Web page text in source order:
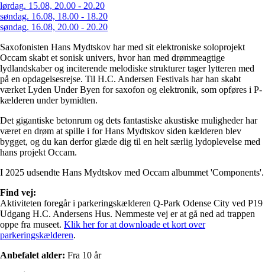
lørdag. 15.08, 20.00 - 20.20
søndag. 16.08, 18.00 - 18.20
søndag. 16.08, 20.00 - 20.20
Saxofonisten Hans Mydtskov har med sit elektroniske soloprojekt
Occam skabt et sonisk univers, hvor han med drømmeagtige
lydlandskaber og inciterende melodiske strukturer tager lytteren med
på en opdagelsesrejse. Til H.C. Andersen Festivals har han skabt
værket Lyden Under Byen for saxofon og elektronik, som opføres i P-
kælderen under bymidten.
Det gigantiske betonrum og dets fantastiske akustiske muligheder har
været en drøm at spille i for Hans Mydtskov siden kælderen blev
bygget, og du kan derfor glæde dig til en helt særlig lydoplevelse med
hans projekt Occam.
I 2025 udsendte Hans Mydtskov med Occam albummet 'Components'.
Find vej:
Aktiviteten foregår i parkeringskælderen Q-Park Odense City ved P19
Udgang H.C. Andersens Hus. Nemmeste vej er at gå ned ad trappen
oppe fra museet. Klik her for at downloade et kort over
parkeringskælderen.
Anbefalet alder: Fra 10 år